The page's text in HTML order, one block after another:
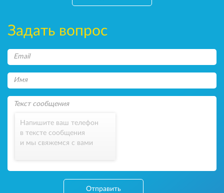
Задать вопрос
Напишите ваш телефон
в тексте сообщения
и мы свяжемся с вами
Отправить